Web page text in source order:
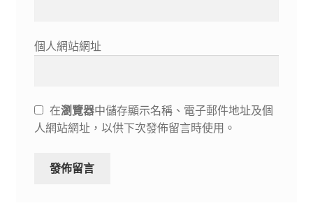
個人網站網址
在瀏覽器中儲存顯示名稱、電子郵件地址及個
人網站網址，以供下次發佈留言時使用。